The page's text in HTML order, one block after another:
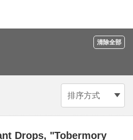
清除全部
排序方式
Drops, "Tobermory